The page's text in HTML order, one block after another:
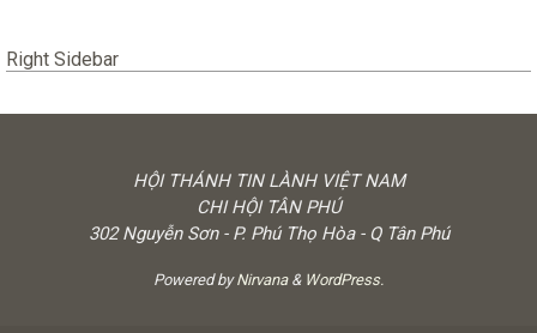
Right Sidebar
HỘI THÁNH TIN LÀNH VIỆT NAM
CHI HỘI TÂN PHÚ
302 Nguyễn Sơn - P. Phú Thọ Hòa - Q Tân Phú
Powered byNirvana& WordPress.